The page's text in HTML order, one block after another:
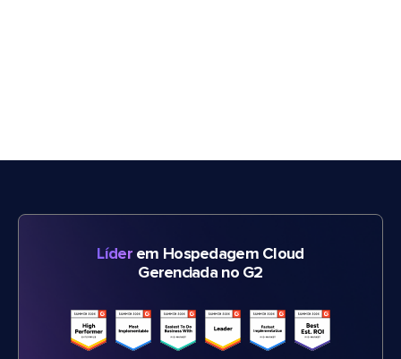
Líderem Hospedagem Cloud
Gerenciada no G2